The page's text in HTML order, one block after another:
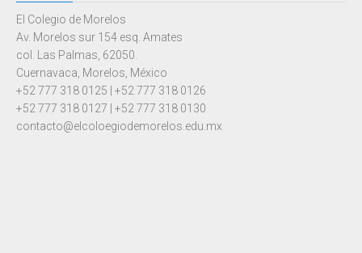
El Colegio de Morelos
Av. Morelos sur 154 esq. Amates
col. Las Palmas, 62050.
Cuernavaca, Morelos, México
+52 777 318 0125 | +52 777 318 0126
+52 777 318 0127 | +52 777 318 0130
contacto@elcoloegiodemorelos.edu.mx